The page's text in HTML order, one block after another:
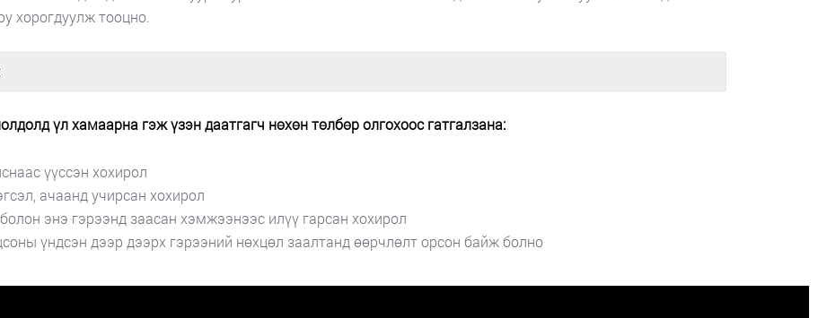
хорогдуулж тооцно.
үл хамаарна гэж үзэн даатгагч нөхөн төлбөр олгохоос гатгалзана:
үүссэн хохирол
ачаанд учирсан хохирол
энэ гэрээнд заасан хэмжээнээс илүү гарсан хохирол
үндсэн дээр дээрх гэрээний нөхцөл заалтанд өөрчлөлт орсон байж болно